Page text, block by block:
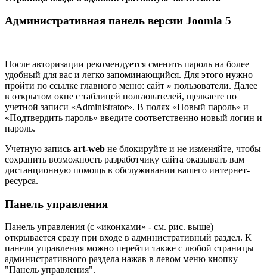
Административная панель версии Joomla 5
После авторизации рекомендуется сменить пароль на более
удобный для вас и легко запоминающийся. Для этого нужно
пройти по ссылке главного меню: сайт » пользователи. Далее
в открытом окне с таблицей пользователей, щелкаете по
учетной записи «Administrator». В полях «Новый пароль» и
«Подтвердить пароль» введите соответственно новый логин и
пароль.
Учетную запись art-web не блокируйте и не изменяйте, чтобы
сохранить возможность разработчику сайта оказывать вам
дистанционную помощь в обслуживании вашего интернет-
ресурса.
Панель управления
Панель управления (с «иконками» - см. рис. выше)
открывается сразу при входе в административный раздел. К
панели управления можно перейти также с любой страницы
административного раздела нажав в левом меню кнопку
"Панель управления".